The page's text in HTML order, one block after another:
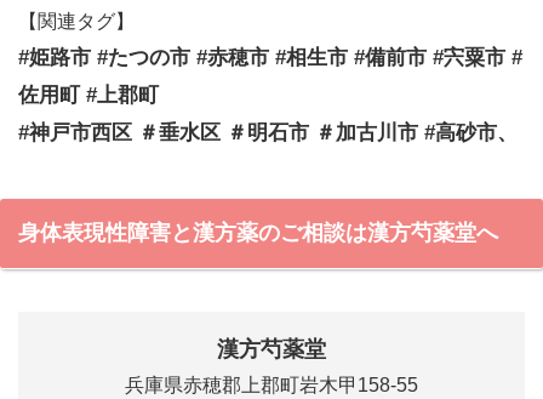
【関連タグ】
#姫路市 #たつの市 #赤穂市 #相生市 #備前市 #宍粟市 #
佐用町 #上郡町
#神戸市西区 ＃垂水区 ＃明石市 ＃加古川市 #高砂市、
身体表現性障害と漢方薬のご相談は漢方芍薬堂へ
漢方芍薬堂
兵庫県赤穂郡上郡町岩木甲158-55